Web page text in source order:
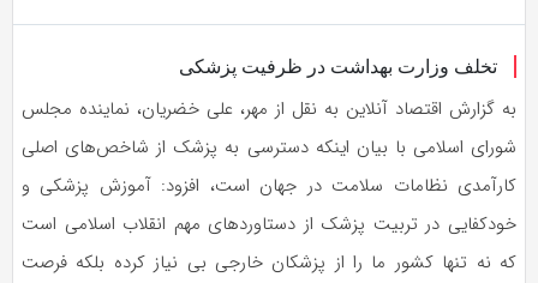
لینک
تخلف وزارت بهداشت در ظرفیت پزشکی
به گزارش اقتصاد آنلاین به نقل از مهر، علی خضریان، نماینده مجلس
شورای اسلامی با بیان اینکه دسترسی به پزشک از شاخص‌های اصلی
کارآمدی نظامات سلامت در جهان است، افزود: آموزش پزشکی و
خودکفایی در تربیت پزشک از دستاوردهای مهم انقلاب اسلامی است
که نه تنها کشور ما را از پزشکان خارجی بی نیاز کرده بلکه فرصت